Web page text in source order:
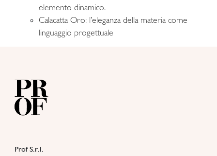
elemento dinamico.
Calacatta Oro: l’eleganza della materia come
linguaggio progettuale
Prof S.r.l.